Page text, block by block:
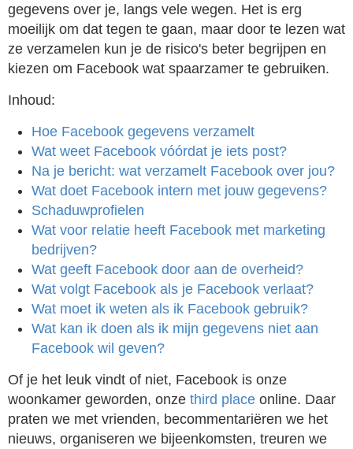
gegevens over je, langs vele wegen. Het is erg
moeilijk om dat tegen te gaan, maar door te lezen wat
ze verzamelen kun je de risico's beter begrijpen en
kiezen om Facebook wat spaarzamer te gebruiken.
Inhoud:
Hoe Facebook gegevens verzamelt
Wat weet Facebook vóórdat je iets post?
Na je bericht: wat verzamelt Facebook over jou?
Wat doet Facebook intern met jouw gegevens?
Schaduwprofielen
Wat voor relatie heeft Facebook met marketing
bedrijven?
Wat geeft Facebook door aan de overheid?
Wat volgt Facebook als je Facebook verlaat?
Wat moet ik weten als ik Facebook gebruik?
Wat kan ik doen als ik mijn gegevens niet aan
Facebook wil geven?
Of je het leuk vindt of niet, Facebook is onze
woonkamer geworden, onze third place online. Daar
praten we met vrienden, becommentariëren we het
nieuws, organiseren we bijeenkomsten, treuren we